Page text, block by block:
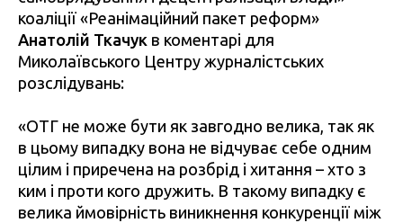
коаліції «Реанімаційний пакет реформ»
Анатолій Ткачук в коментарі для
Миколаївського Центру журналістських
розслідувань:
«ОТГ не може бути як завгодно велика, так як
в цьому випадку вона не відчуває себе одним
цілим і приречена на розбрід і хитання – хто з
ким і проти кого дружить. В такому випадку є
велика ймовірність виникнення конкуренції між